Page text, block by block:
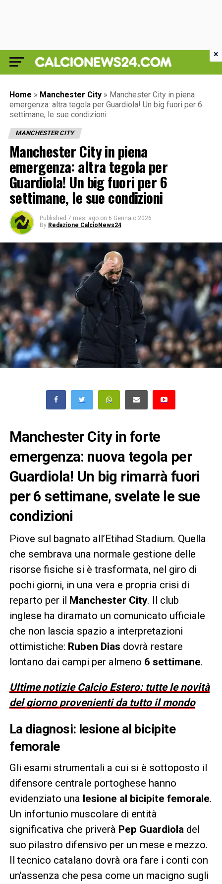
Home » Manchester City » Manchester City in piena
emergenza: altra tegola per Guardiola! Un big fuori per 6
settimane, le sue condizioni
MANCHESTER CITY
Manchester City in piena
emergenza: altra tegola per
Guardiola! Un big fuori per 6
settimane, le sue condizioni
Published 7 mesi ago on 6 Gennaio 2026
By Redazione CalcioNews24
Manchester City in forte
emergenza: nuova tegola per
Guardiola! Un big rimarrà fuori
per 6 settimane, svelate le sue
condizioni
Piove sul bagnato all’Etihad Stadium. Quella
che sembrava una normale gestione delle
risorse fisiche si è trasformata, nel giro di
pochi giorni, in una vera e propria crisi di
reparto per il Manchester City. Il club
inglese ha diramato un comunicato ufficiale
che non lascia spazio a interpretazioni
ottimistiche: Ruben Dias dovrà restare
lontano dai campi per almeno 6 settimane.
Ultime notizie Calcio Estero: tutte le novità
del giorno provenienti da tutto il mondo
La diagnosi: lesione al bicipite
femorale
Gli esami strumentali a cui si è sottoposto il
difensore centrale portoghese hanno
evidenziato una lesione al bicipite femorale.
Un infortunio muscolare di entità
significativa che priverà Pep Guardiola del
suo pilastro difensivo per un mese e mezzo.
Il tecnico catalano dovrà ora fare i conti con
un’assenza che pesa come un macigno sugli
×